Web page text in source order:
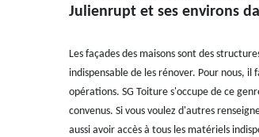
Julienrupt et ses environs
Les façades des maisons sont des
indispensable de les rénover. Pour nous,
opérations. SG Toiture s'occupe de ce
convenus. Si vous voulez d'autres
aussi avoir accès à tous les matériels